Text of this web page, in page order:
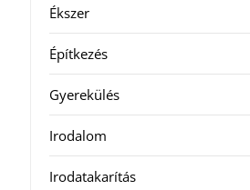
Ékszer
Építkezés
Gyerekülés
Irodalom
Irodatakarítás